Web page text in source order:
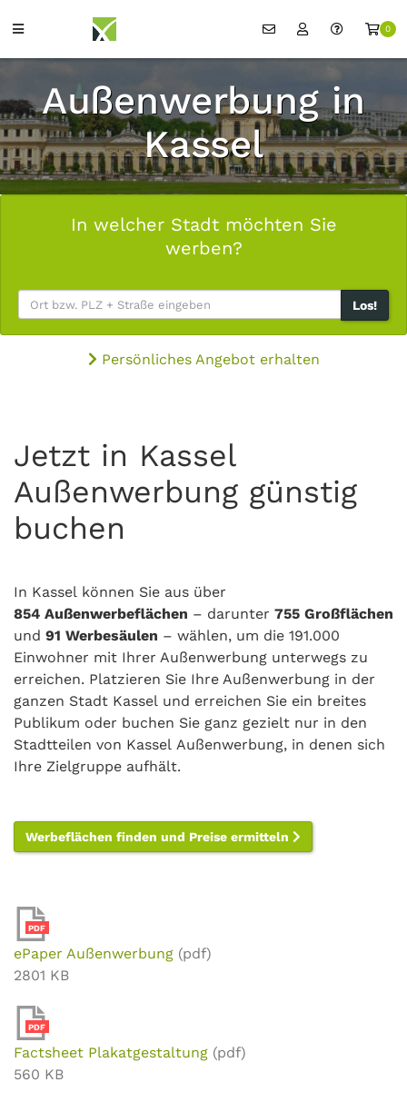
0
Außenwerbung in
Kassel
In welcher Stadt möchten Sie
werben?
Los!
Persönliches Angebot erhalten
Jetzt in Kassel
Außenwerbung günstig
buchen
In Kassel können Sie aus über
854 Außenwerbeflächen – darunter 755 Großflächen
und 91 Werbesäulen – wählen, um die 191.000
Einwohner mit Ihrer Außenwerbung unterwegs zu
erreichen. Platzieren Sie Ihre Außenwerbung in der
ganzen Stadt Kassel und erreichen Sie ein breites
Publikum oder buchen Sie ganz gezielt nur in den
Stadtteilen von Kassel Außenwerbung, in denen sich
Ihre Zielgruppe aufhält.
Werbeflächen finden und Preise ermitteln
PDF
ePaper Außenwerbung (pdf)
2801 KB
PDF
Factsheet Plakatgestaltung (pdf)
560 KB